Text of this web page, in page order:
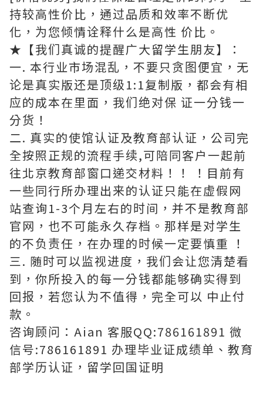
持较高性价比，通过品质和效率不断优
化，为您倾情诠释什么是高性 价比。
★【我们真诚的提醒广大留学生朋友】：
一. 本行业市场混乱，不要只贪图便宜，无
论是真实版还是顶级1:1复制版，都会有相
应的成本在里面，我们绝对保 证一分钱一
分货！
二. 真实的使馆认证及教育部认证，公司完
全按照正规的流程手续,可陪同客户一起前
往北京教育部窗口递交材料！！ ！目前有
一些同行所办理出来的认证只能在虚假网
站查询1-3个月左右的时间，并不是教育部
官网，也不可能永久存档。那样是对学生
的不负责任，在办理的时候一定要慎重 ！
三. 随时可以监视进度，我们会让您清楚看
到，你所投入的每一分钱都能够确实得到
回报，若您认为不值得，完全可以 中止付
款。
咨询顾问：Aian 客服QQ:786161891 微
信号:786161891 办理毕业证成绩单、教育
部学历认证，留学回国证明